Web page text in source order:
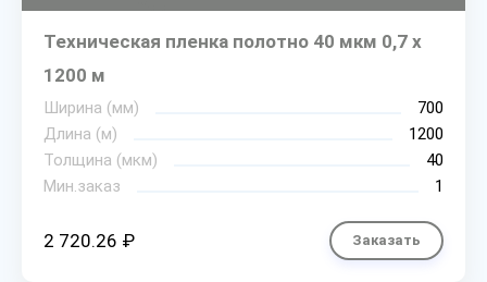
Техническая пленка полотно 40 мкм 0,7 х
1200 м
Ширина (мм)
700
Длина (м)
1200
Толщина (мкм)
40
Мин.заказ
1
2 720.26 ₽ Заказать